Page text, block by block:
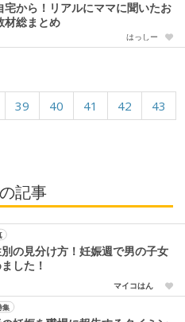
宅から！リアルにママに聞いたお
材総まとめ
はっしー
39 40 41 42
43
記事
別の見分け方！妊娠週で男の子女
した！
マイコはん
集